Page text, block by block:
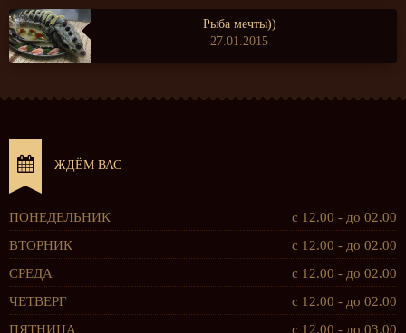
Рыба мечты))
27.01.2015
ЖДЁМ ВАС
ПОНЕДЕЛЬНИК
с 12.00 - до 02.00
ВТОРНИК
с 12.00 - до 02.00
СРЕДА
с 12.00 - до 02.00
ЧЕТВЕРГ
с 12.00 - до 02.00
ПЯТНИЦА
с 12.00 - до 03.00